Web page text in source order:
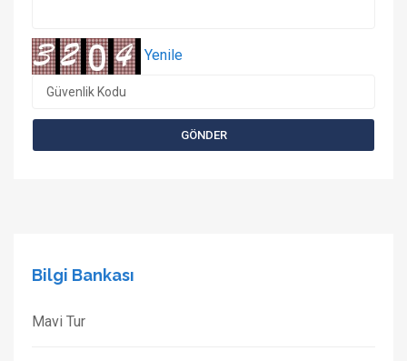
Yenile
Bilgi Bankası
Mavi Tur